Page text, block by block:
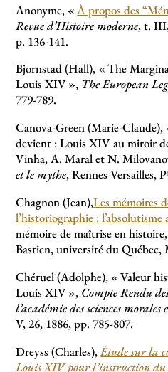
Anonyme, «À propos des
Revue d’Histoire moderne, t.
p. 136-141.
Bjornstad (Hall), «The
Louis XIV», The European
779-789.
Canova-Green (Marie-Claude),
devient : Louis XIV au miroir
Vinha, A. Maral et N.
et le mythe, Rennes-Versailles,
Chagnon (Jean),Les mémoires
l’historiographie : l’absolutisme
mémoire de maîtrise en
Bastien, université du Québec,
Chéruel (Adolphe), «Valeur
Louis XIV», Compte Rendu
l’académie des sciences morales
V, 26, 1886, pp. 785-807.
Dreyss (Charles),Étude sur la
Louis XIV pour l’instruction